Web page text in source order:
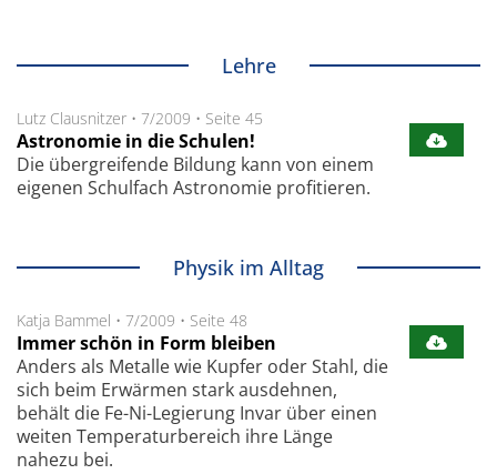
Lehre
Lutz Clausnitzer • 7/2009 • Seite 45
Astronomie in die Schulen!
Die übergreifende Bildung kann von einem
eigenen Schulfach Astronomie profitieren.
Physik im Alltag
Katja Bammel • 7/2009 • Seite 48
Immer schön in Form bleiben
Anders als Metalle wie Kupfer oder Stahl, die
sich beim Erwärmen stark ausdehnen,
behält die Fe-Ni-Legierung Invar über einen
weiten Temperaturbereich ihre Länge
nahezu bei.